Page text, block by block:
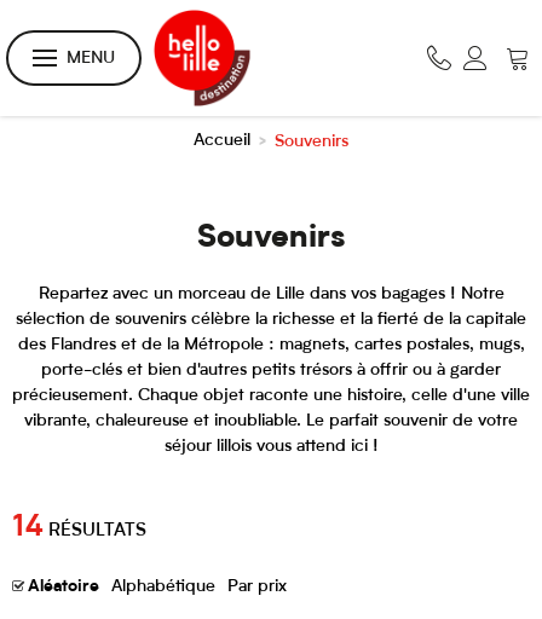
MENU
Accueil > Souvenirs
Souvenirs
Repartez avec un morceau de Lille dans vos bagages ! Notre
sélection de souvenirs célèbre la richesse et la fierté de la capitale
des Flandres et de la Métropole : magnets, cartes postales, mugs,
porte-clés et bien d'autres petits trésors à offrir ou à garder
précieusement. Chaque objet raconte une histoire, celle d'une ville
vibrante, chaleureuse et inoubliable. Le parfait souvenir de votre
séjour lillois vous attend ici !
14 RÉSULTATS
Aléatoire Alphabétique Par prix